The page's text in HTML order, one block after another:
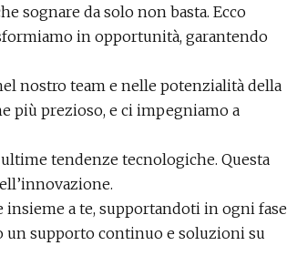
sognare da solo non basta. Ecco
in opportunità, garantendo
nostro team e nelle potenzialità della
più prezioso, e ci impegniamo a
tendenze tecnologiche. Questa
a te, supportandoti in ogni fase
un supporto continuo e soluzioni su